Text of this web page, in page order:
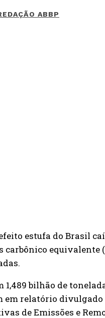
ABBP
estufa do Brasil
carbônico equivalente
bilhão de
em relatório
de Emissões e